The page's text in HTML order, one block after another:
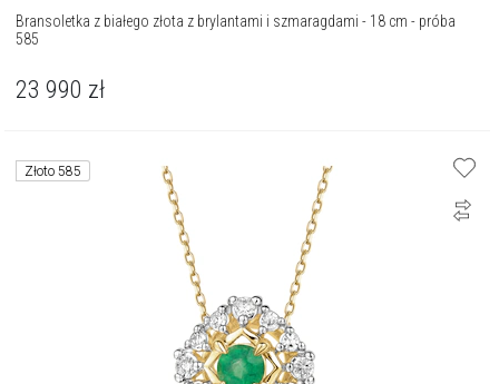
Bransoletka z białego złota z brylantami i szmaragdami - 18 cm - próba
585
23 990 zł
Złoto 585